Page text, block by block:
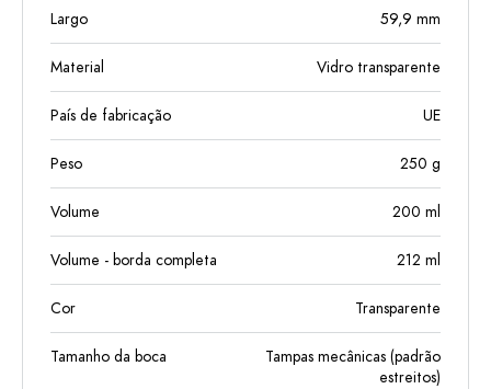
Largo 59,9 mm
Material Vidro transparente
País de fabricação UE
Peso 250 g
Volume 200 ml
Volume - borda completa 212 ml
Cor Transparente
Tamanho da boca
Tampas mecânicas (padrão
estreitos)